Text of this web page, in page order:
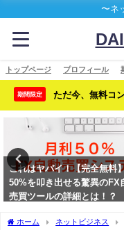
〜ネ
トップページ プロフィール
期間限定 ただ今、無料コ
これはヤバイ！【完全無料
50%を叩き出せる驚異のFX
売買ツールの詳細とは！？
ホーム ネットビジネス